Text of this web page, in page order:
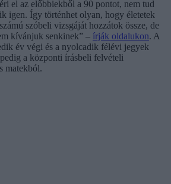
el az előbbiekből a 90 pontot, nem tud
igen. Így történhet olyan, hogy életetek
szóbeli vizsgáját hozzátok össze, de
kívánjuk senkinek” – írják oldalukon. A
év végi és a nyolcadik félévi jegyek
a központi írásbeli felvételi
matekból.